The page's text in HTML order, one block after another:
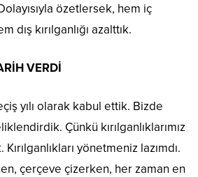
özetlersek, hem iç
dış kırılganlığı azalttık.
VERDİ
yılı olarak kabul ettik. Bizde
Çünkü kırılganlıklarımız
yönetmeniz lazımdı.
çerçeve çizerken, her zaman en